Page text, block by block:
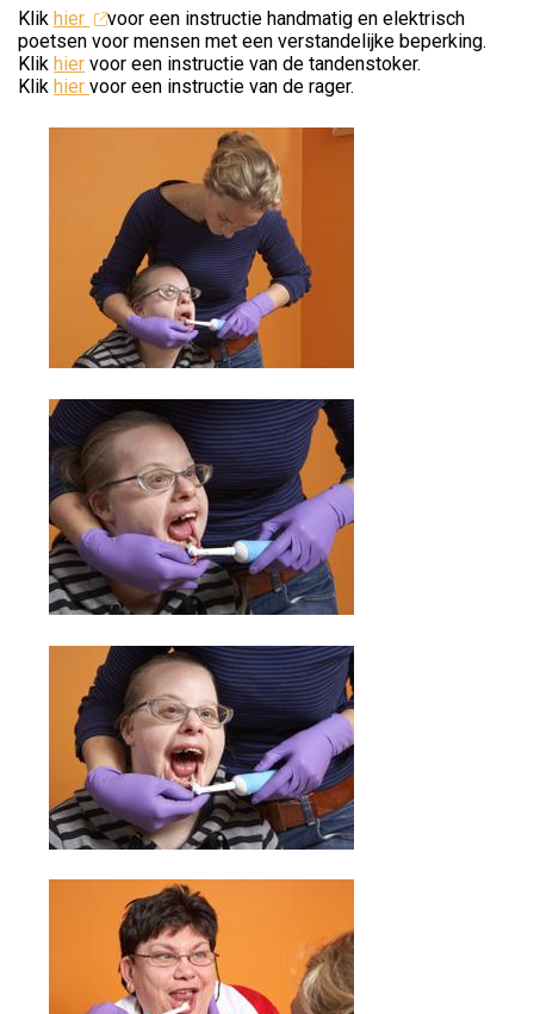
Klik hier
voor een instructie handmatig en elektrisch
poetsen voor mensen met een verstandelijke beperking.
Klik hier voor een instructie van de tandenstoker.
Klik hier voor een instructie van de rager.